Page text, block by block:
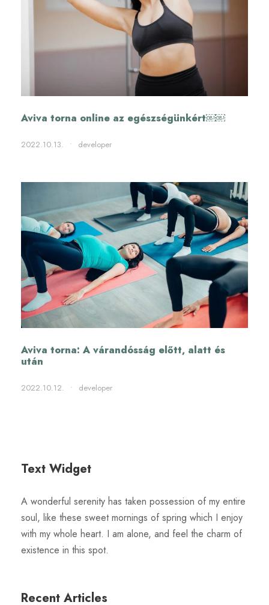
Aviva torna online az egészségünkért￼￼
2022.10.13. • developer
Aviva torna: A várandósság előtt, alatt és
után
2022.10.12. • developer
Text Widget
A wonderful serenity has taken possession of my entire
soul, like these sweet mornings of spring which I enjoy
with my whole heart. I am alone, and feel the charm of
existence in this spot.
Recent Articles